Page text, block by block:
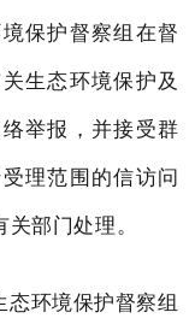
保护督察组在督
生态环境保护及
举报，并接受群
理范围的信访问
部门处理。
态环境保护督察组